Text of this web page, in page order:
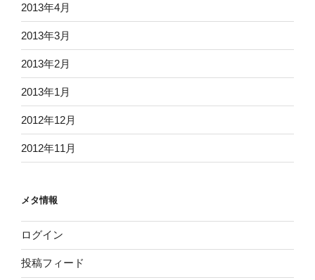
2013年4月
2013年3月
2013年2月
2013年1月
2012年12月
2012年11月
メタ情報
ログイン
投稿フィード